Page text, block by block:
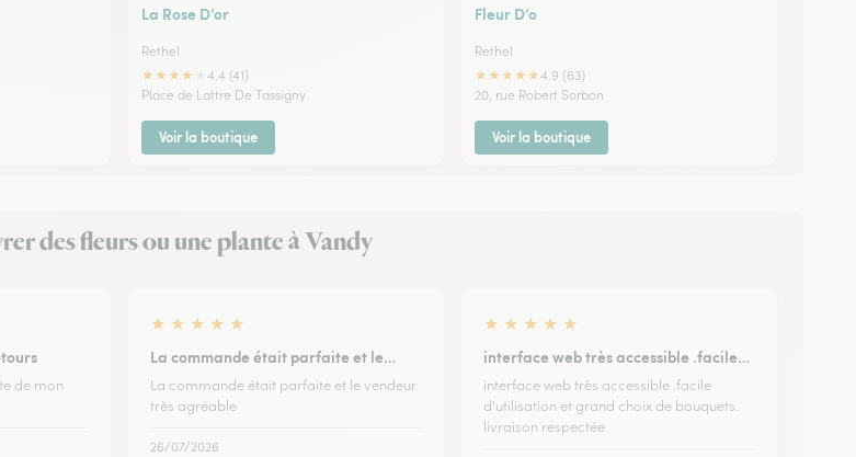
La Rose D’or
Rethel
★★★★
4.4 (41)
Place de Lattre De Tassigny
Voir la boutique
Fleur D’o
Rethel
★★★★★4.9 (63)
20, rue Robert Sorbon
Voir la boutique
des fleurs ou une plante à Vandy
de mon
★ ★ ★ ★ ★
La commande était parfaite et le…
La commande était parfaite et le vendeur
très agréable
26/07/2026
★ ★ ★ ★ ★
interface web très accessible .facile…
interface web très accessible .facile
d'utilisation et grand choix de bouquets.
livraison respectée